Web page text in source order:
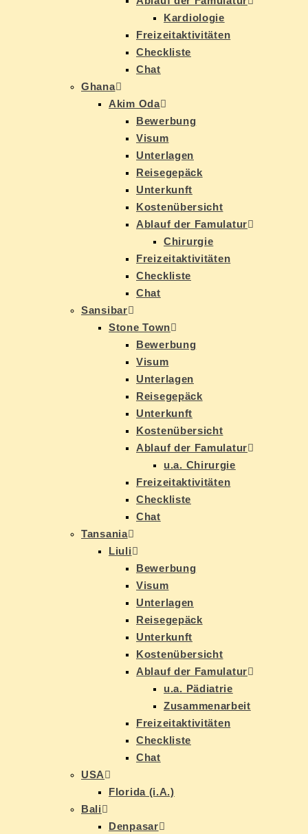
Kar­dio­lo­gie
Frei­zeit­ak­ti­vi­tä­ten
Check­lis­te
Chat
Gha­na
Akim Oda
Be­wer­bung
Vi­sum
Un­ter­la­gen
Rei­se­ge­päck
Un­ter­kunft
Kos­ten­über­sicht
Ab­lauf der Famulatur
Chir­ur­gie
Frei­zeit­ak­ti­vi­tä­ten
Check­lis­te
Chat
San­si­bar
Stone Town
Be­wer­bung
Vi­sum
Un­ter­la­gen
Rei­se­ge­päck
Un­ter­kunft
Kos­ten­über­sicht
Ab­lauf der Famulatur
u.a. Chir­ur­gie
Frei­zeit­ak­ti­vi­tä­ten
Check­lis­te
Chat
Tan­sa­nia
Liu­li
Be­wer­bung
Vi­sum
Un­ter­la­gen
Rei­se­ge­päck
Un­ter­kunft
Kos­ten­über­sicht
Ab­lauf der Famulatur
u.a. Päd­ia­trie
Zu­sam­men­ar­beit
Frei­zeit­ak­ti­vi­tä­ten
Check­lis­te
Chat
USA
Flo­ri­da (i.A.)
Ba­li
Den­pasar